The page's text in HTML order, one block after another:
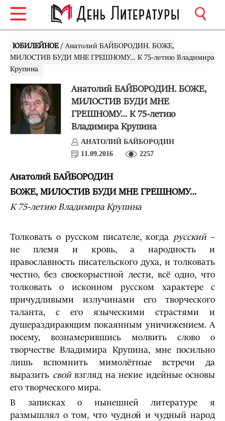
ЮБИЛЕЙНОЕ / Анатолий БАЙБОРОДИН. БОЖЕ,
МИЛОСТИВ БУДИ МНЕ ГРЕШНОМУ… К 75-летию Владимира
Крупина
Анатолий БАЙБОРОДИН. БОЖЕ,
МИЛОСТИВ БУДИ МНЕ
ГРЕШНОМУ… К 75-летию
Владимира Крупина
АНАТОЛИЙ БАЙБОРОДИН
11.09.2016
2257
Анатолий БАЙБОРОДИН
БОЖЕ, МИЛОСТИВ БУДИ МНЕ ГРЕШНОМУ…
К 75-летию Владимира Крупина
Толковать о русском писателе, когда русский–
не племя и кровь, а народность и
православность писательского духа, и толковать
честно, без своекорыстной лести, всё одно, что
толковать о исконном русском характере с
причудливыми излучинами его творческого
таланта, с его языческими страстями и
душераздирающим покаянным уничижением. А
посему, вознамерившись молвить слово о
творчестве Владимира Крупина, мне посильно
лишь вспомнить мимолётные встречи да
выразить свойвзгляд на некие идейные основы
его творческого мира.
В записках о нынешней литературе я
размышлял о том, что чудной и чудный народ